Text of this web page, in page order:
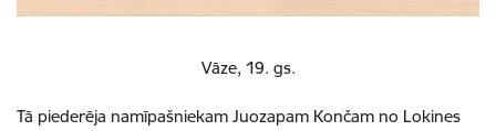
Vāze, 19. gs.
Tā piederēja namīpašniekam Juozapam Končam no Lokines